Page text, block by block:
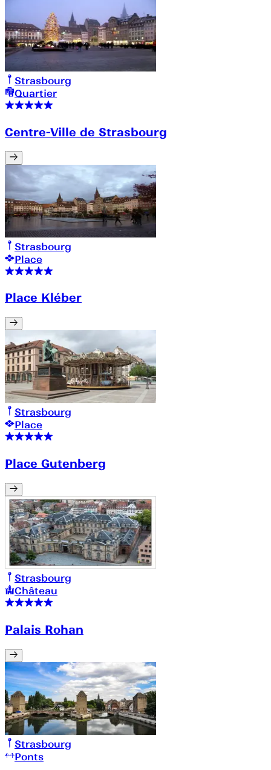
Strasbourg
Quartier
Centre-Ville de Strasbourg
Strasbourg
Place
Place Kléber
Strasbourg
Place
Place Gutenberg
Strasbourg
Château
Palais Rohan
Strasbourg
Ponts